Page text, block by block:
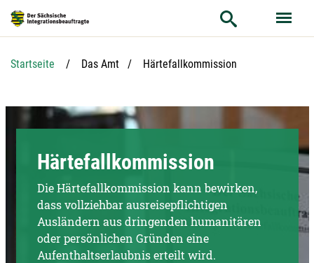
Hauptnavigation
Service
Suche
Startseite Das Amt Aktuelle Seite:
Härtefallkommission
Härtefallkommission
Die Härtefallkommission kann bewirken,
dass vollziehbar ausreisepflichtigen
Ausländern aus dringenden humanitären
oder persönlichen Gründen eine
Aufenthaltserlaubnis erteilt wird.